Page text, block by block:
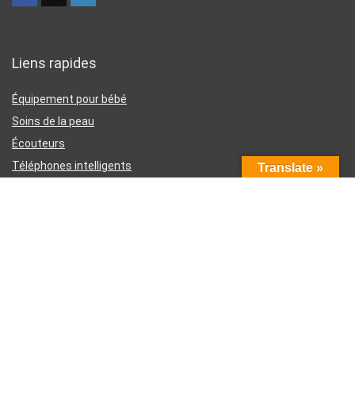
Liens rapides
Équipement pour bébé
Soins de la peau
Écouteurs
Téléphones intelligents
Translate »